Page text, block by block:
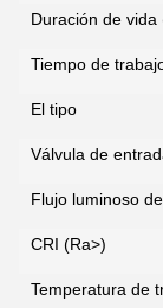
Duración de vida
Tiempo de
El tipo
Válvula de
Flujo luminoso
CRI (Ra>)
Temperatura de